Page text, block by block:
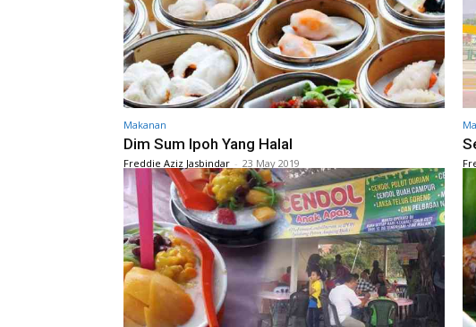
Makanan
Dim Sum Ipoh Yang Halal
Freddie Aziz Jasbindar - 23 May 2019